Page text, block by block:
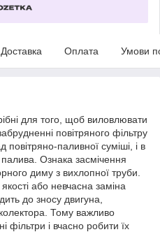
Доставка Оплата Умови
для того, щоб виловлювати
повітряного фільтру
паливної суміші, і в
палива. Ознака засмічення
диму з вихлопної труби.
або невчасна заміна
до зносу двигуна,
Тому важливо
фільтри і вчасно робити їх